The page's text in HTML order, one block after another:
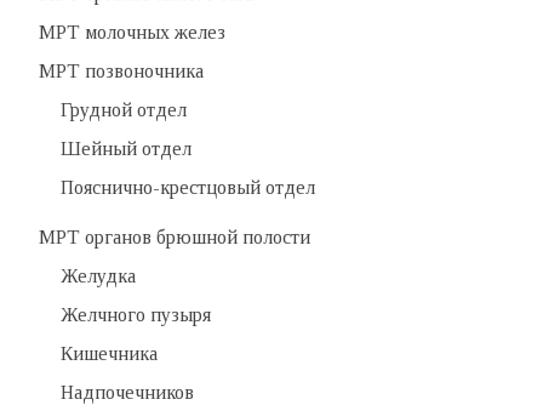
МРТ молочных желез
МРТ позвоночника
Грудной отдел
Шейный отдел
Пояснично-крестцовый отдел
МРТ органов брюшной полости
Желудка
Желчного пузыря
Кишечника
Надпочечников